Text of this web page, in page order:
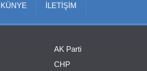
KÜNYE İLETİŞİM
AK Parti
CHP